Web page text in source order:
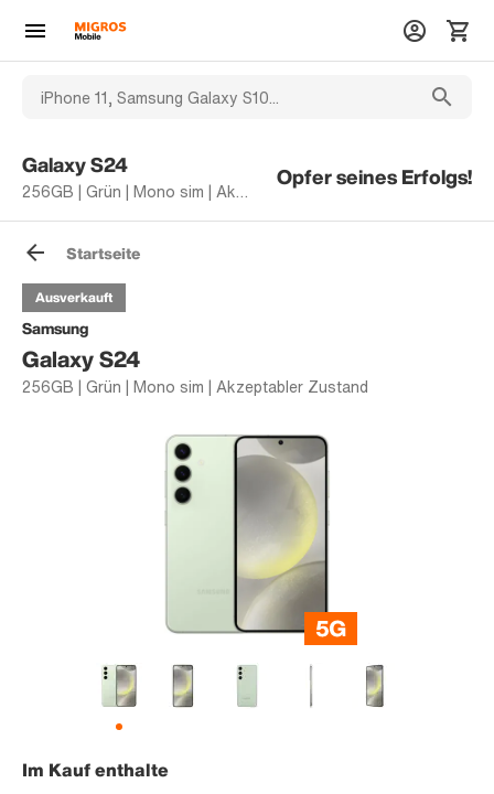
Galaxy S24
256GB | Grün | Mono sim | Akzeptabler Zustand
Opfer seines Erfolgs!
Startseite
Samsung
Galaxy S24
256GB | Grün | Mono sim | Akzeptabler Zustand
Ausverkauft
Im Kauf enthalte